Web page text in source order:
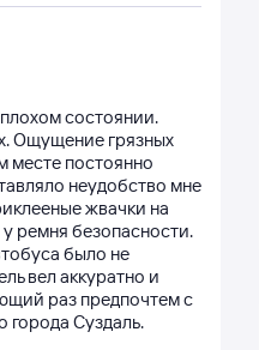
состоянии.
Ощущение грязных
месте постоянно
неудобство мне
жвачки на
ремня безопасности.
было не
вел аккуратно и
раз предпочтем с
города Суздаль.